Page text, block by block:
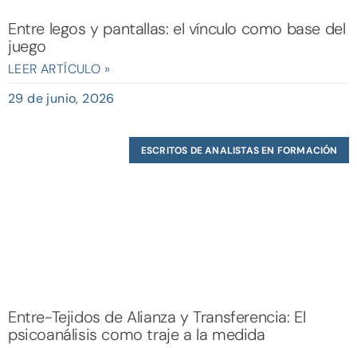
Entre legos y pantallas: el vínculo como base del
juego
LEER ARTÍCULO »
29 de junio, 2026
ESCRITOS DE ANALISTAS EN FORMACIÓN
Entre-Tejidos de Alianza y Transferencia: El
psicoanálisis como traje a la medida